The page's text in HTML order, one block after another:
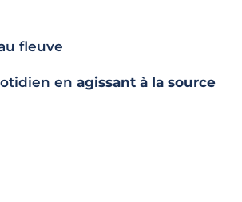
fleuve
enagissant à la source